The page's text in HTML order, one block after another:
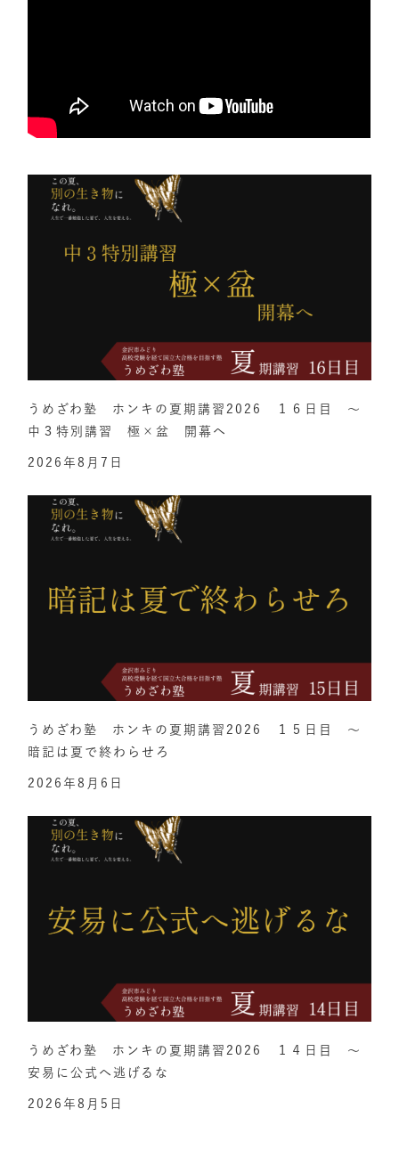
うめざわ塾 ホンキの夏期講習2026 １６日目 ～
中３特別講習 極×盆 開幕へ
2026年8月7日
うめざわ塾 ホンキの夏期講習2026 １５日目 ～
暗記は夏で終わらせろ
2026年8月6日
うめざわ塾 ホンキの夏期講習2026 １４日目 ～
安易に公式へ逃げるな
2026年8月5日